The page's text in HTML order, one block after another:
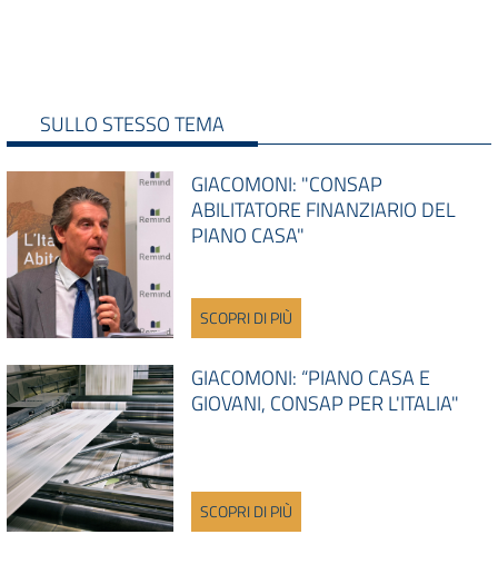
SULLO STESSO TEMA
GIACOMONI: "CONSAP
ABILITATORE FINANZIARIO DEL
PIANO CASA"
SCOPRI DI PIÙ
GIACOMONI: “PIANO CASA E
GIOVANI, CONSAP PER L'ITALIA"
SCOPRI DI PIÙ